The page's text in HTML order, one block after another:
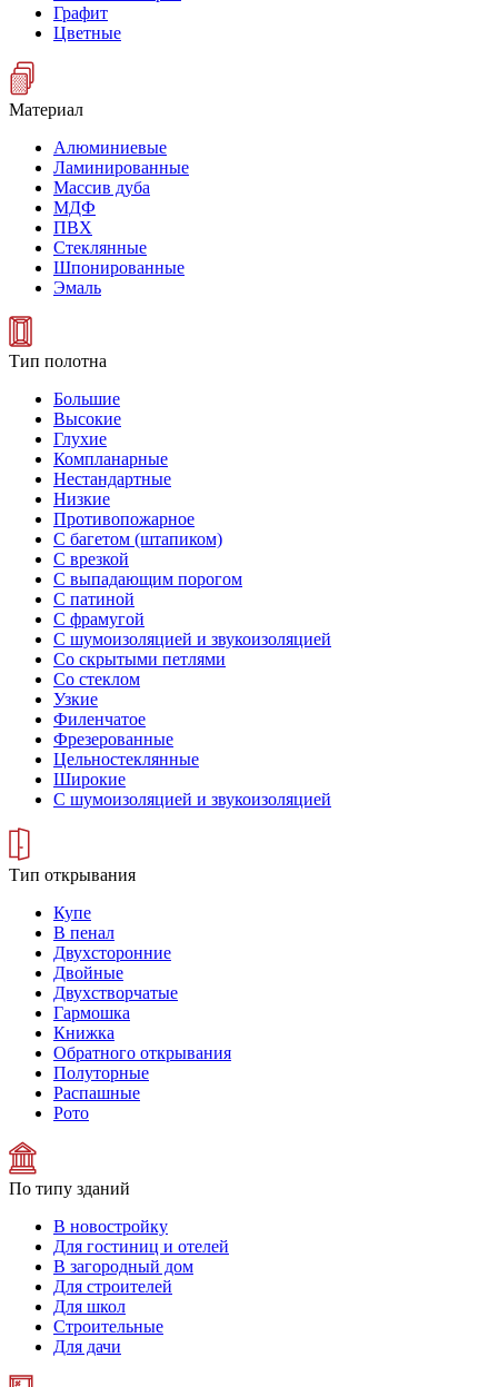
Графит
Цветные
Материал
Алюминиевые
Ламинированные
Массив дуба
МДФ
ПВХ
Стеклянные
Шпонированные
Эмаль
Тип полотна
Большие
Высокие
Глухие
Компланарные
Нестандартные
Низкие
Противопожарное
С багетом (штапиком)
С врезкой
С выпадающим порогом
С патиной
С фрамугой
С шумоизоляцией и звукоизоляцией
Со скрытыми петлями
Со стеклом
Узкие
Филенчатое
Фрезерованные
Цельностеклянные
Широкие
С шумоизоляцией и звукоизоляцией
Тип открывания
Купе
В пенал
Двухсторонние
Двойные
Двухстворчатые
Гармошка
Книжка
Обратного открывания
Полуторные
Распашные
Рото
По типу зданий
В новостройку
Для гостиниц и отелей
В загородный дом
Для строителей
Для школ
Строительные
Для дачи